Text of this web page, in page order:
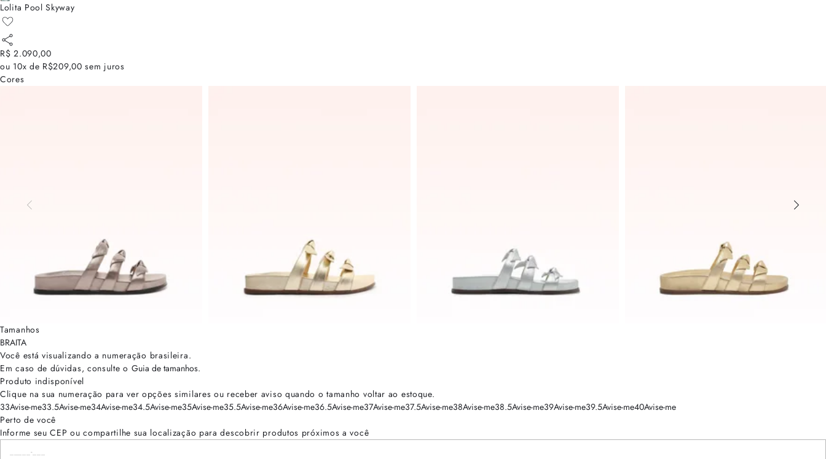
Lolita Pool Skyway
R$ 2.090,00
ou 10x de R$209,00 sem juros
Cores
Tamanhos
BRAITA
Você está visualizando a numeração brasileira.
Em caso de dúvidas, consulte o Guia de tamanhos.
Produto indisponível
Clique na sua numeração para ver opções similares ou receber aviso quando o tamanho voltar ao estoque.
33Avise-me33.5Avise-me34Avise-me34.5Avise-me35Avise-me35.5Avise-me36Avise-me36.5Avise-me37Avise-me37.5Avise-me38Avise-me38.5Avise-me39Avise-me39.5Avise-me40Avise-me
Perto de você
Informe seu CEP ou compartilhe sua localização para descobrir produtos próximos a você